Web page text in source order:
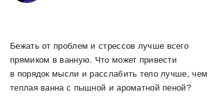
Бежать от проблем и стрессов лучше всего
прямиком в ванную. Что может привести
в порядок мысли и расслабить тело лучше, чем
теплая ванна с пышной и ароматной пеной?